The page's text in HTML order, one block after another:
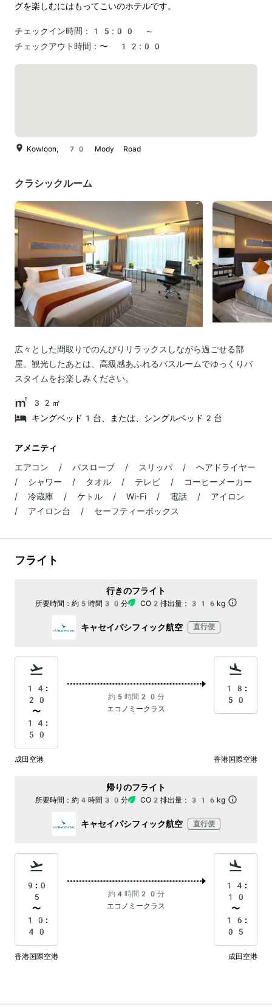
グを楽しむにはもってこいのホテルです。
チェックイン時間：
15:00 ～
チェックアウト時間： 〜 12:00
Kowloon, 70 Mody Road
クラシックルーム
広々とした間取りでのんびりリラックスしながら過ごせる部
屋。観光したあとは、高級感あふれるバスルームでゆっくりバ
スタイムをお楽しみください。
32㎡
キングベッド1台、または、シングルベッド2台
アメニティ
エアコン / バスローブ / スリッパ / ヘアドライヤー
/ シャワー / タオル / テレビ / コーヒーメーカー
/ 冷蔵庫 / ケトル / Wi-Fi / 電話 / アイロン
/ アイロン台 / セーフティーボックス
フライト
行きのフライト
所要時間： 約5時間30分 CO2排出量： 316kg
キャセイパシフィック航空 直行便
14:
20
〜
14:
50
約5時間20分
エコノミークラス
18:
50
成田空港 香港国際空港
帰りのフライト
所要時間： 約4時間30分 CO2排出量： 316kg
キャセイパシフィック航空 直行便
9:0
5
〜
10:
40
約4時間20分
エコノミークラス
14:
10
〜
16:
05
香港国際空港 成田空港